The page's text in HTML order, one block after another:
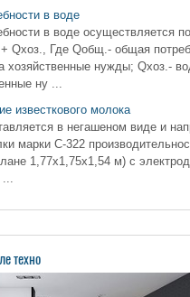
в воде
в воде осуществляется
Qхоз., Где Qобщ.- общая
хозяйственные нужды; Qхоз.-
ну ...
известкового молока
в негашеном виде и
марки С-322
1,77х1,75х1,54 м) с
...
техно